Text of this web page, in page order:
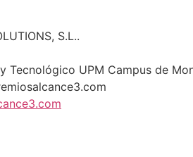
S.L..
Tecnológico UPM Campus de